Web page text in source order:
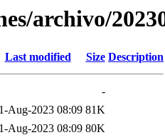
archivo/
Last modified Size Description
-
Aug-2023 08:09 81K
Aug-2023 08:09 80K